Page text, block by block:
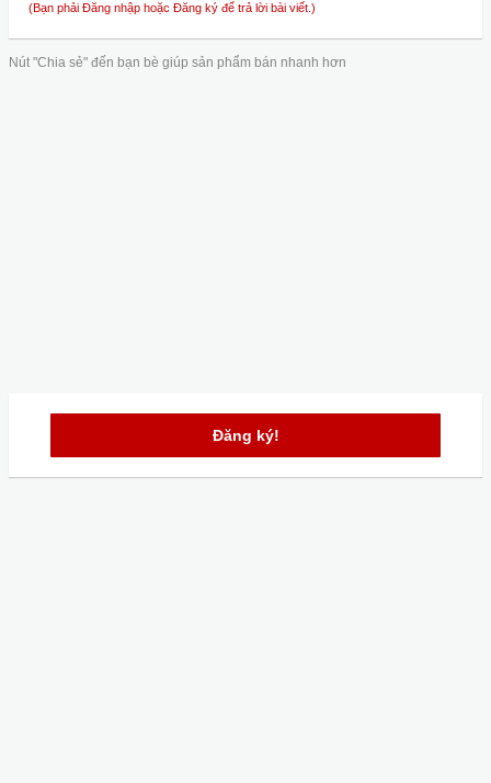
(Bạn phải Đăng nhập hoặc Đăng ký để trả lời bài viết.)
Nút "Chia sẻ" đến bạn bè giúp sản phẩm bán nhanh hơn
Đăng ký!